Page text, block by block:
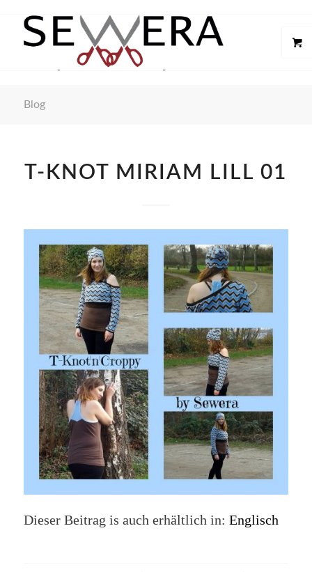
Blog
T-KNOT MIRIAM LILL 01
Dieser Beitrag is auch erhältlich in: Englisch